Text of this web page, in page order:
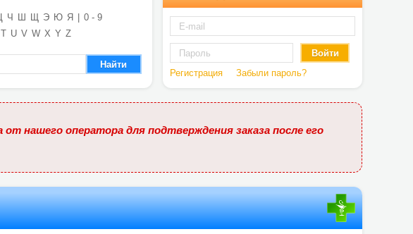
Ч Ш Щ Э Ю Я
0 - 9
T U V W X Y Z
Найти
Войти
Регистрация
Забыли пароль?
нашего оператора для подтверждения заказа после его